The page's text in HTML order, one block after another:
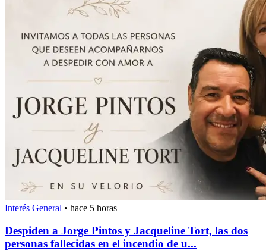
Interés General • hace 5 horas
Despiden a Jorge Pintos y Jacqueline Tort, las dos
personas fallecidas en el incendio de u...